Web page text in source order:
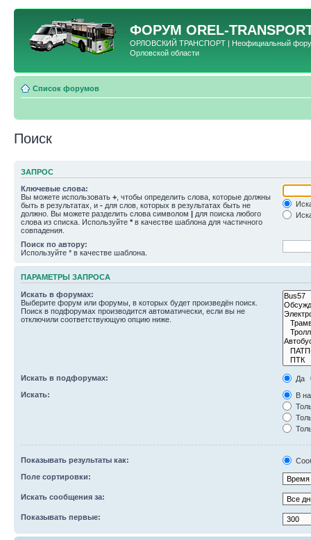
ФОРУМ OREL-
ОРЛОВСКИЙ ТРАНСПОРТ | Неофициальный форум
Орловской области
Список форумов
Поиск
ЗАПРОС
Ключевые слова:
Вы можете использовать + , чтобы определить слова, которые должны
быть в результатах, и - для слов, которых в результатах быть не
должно. Вы можете разделить слова символом | для поиска любого
слова из списка. Используйте * в качестве шаблона для частичного
совпадения.
Поиск по автору:
Используйте * в качестве шаблона.
ПАРАМЕТРЫ ЗАПРОСА
Искать в форумах:
Выберите форум или форумы, в которых будет произведён поиск.
Поиск в подфорумах производится автоматически, если вы не
отключили соответствующую опцию ниже.
Искать в подфорумах:
Да
Искать:
В
Показывать результаты как:
Поле сортировки:
Искать сообщения за:
Показывать первые: